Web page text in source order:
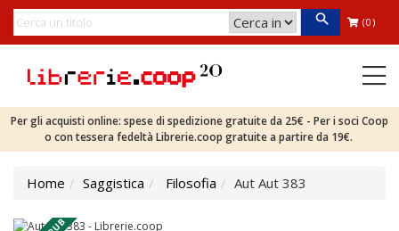
(0)
Per gli acquisti online: spese di spedizione gratuite da 25€ - Per i soci Coop
o con tessera fedeltà Librerie.coop gratuite a partire da 19€.
Home Saggistica Filosofia Aut Aut 383